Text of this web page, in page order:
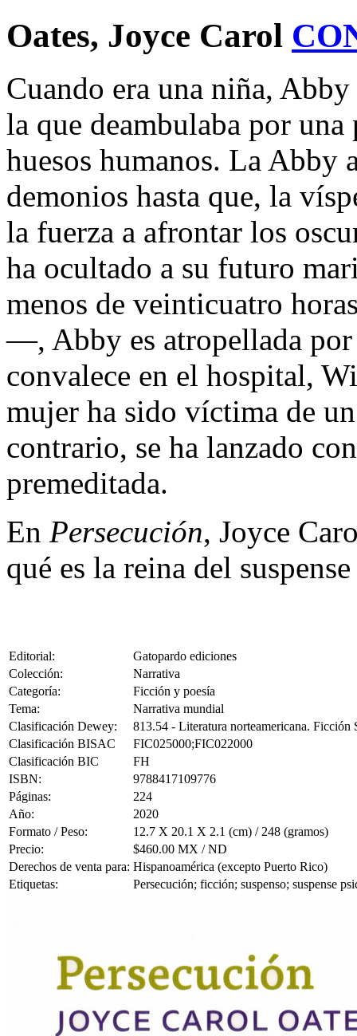
Oates, Joyce Carol
Cuando era una niña,
la que deambulaba por
huesos humanos. La Abby
demonios hasta que, la
la fuerza a afrontar los
ha ocultado a su futuro
menos de veinticuatro
—, Abby es atropellada
convalece en el hospital,
mujer ha sido víctima de
contrario, se ha lanzado
premeditada.
En Persecución, Joyce
qué es la reina del
Editorial:
Gatopardo ediciones
Colección:
Narrativa
Categoría:
Ficción y poesía
Tema:
Narrativa mundial
Clasificación Dewey:
813.54 - Literatura norteamericana.
Clasificación BISAC
FIC025000;FIC022000
Clasificación BIC
FH
ISBN:
9788417109776
Páginas:
224
Año:
2020
Formato / Peso:
12.7 X 20.1 X 2.1 (cm) / 248 (gramos)
Precio:
$460.00 MX / ND
Derechos de venta para: Hispanoamérica (excepto Puerto Rico)
Etiquetas:
Persecución; ficción; suspenso; suspense